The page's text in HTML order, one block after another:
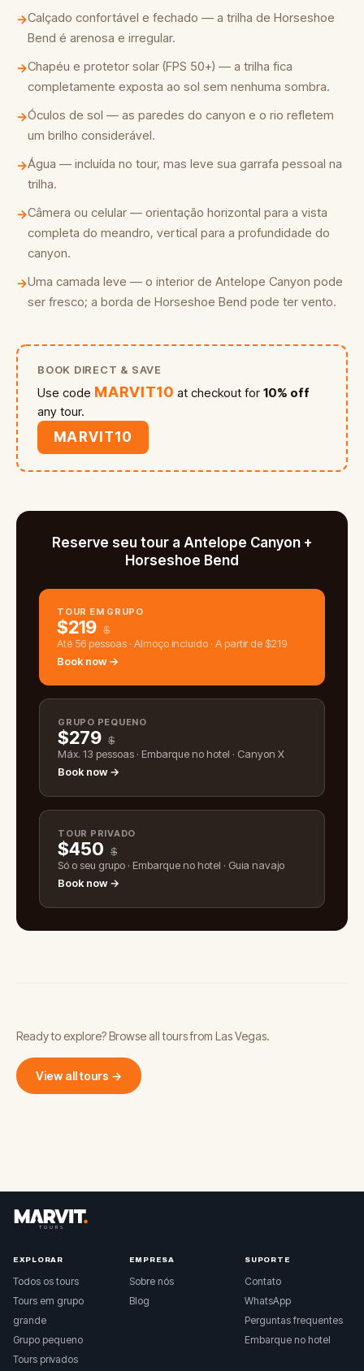
→Calçado confortável e fechado — a trilha de Horseshoe
Bend é arenosa e irregular.
→Chapéu e protetor solar (FPS 50+) — a trilha fica
completamente exposta ao sol sem nenhuma sombra.
→Óculos de sol — as paredes do canyon e o rio refletem
um brilho considerável.
→Água — incluída no tour, mas leve sua garrafa pessoal na
trilha.
→Câmera ou celular — orientação horizontal para a vista
completa do meandro, vertical para a profundidade do
canyon.
→Uma camada leve — o interior de Antelope Canyon pode
ser fresco; a borda de Horseshoe Bend pode ter vento.
BOOK DIRECT & SAVE
Use code MARVIT10 at checkout for10% off
any tour.
MARVIT10
Reserve seu tour a Antelope Canyon +
Horseshoe Bend
TOUR EM GRUPO
$219 $
Até 56 pessoas · Almoço incluído · A partir de $219
Book now →
GRUPO PEQUENO
$279 $
Máx. 13 pessoas · Embarque no hotel · Canyon X
Book now →
TOUR PRIVADO
$450 $
Só o seu grupo · Embarque no hotel · Guia navajo
Book now →
Ready to explore? Browse all tours from Las Vegas.
View all tours →
EXPLORAR
Todos os tours
Tours em grupo
grande
Grupo pequeno
Tours privados
EMPRESA
Sobre nós
Blog
SUPORTE
Contato
WhatsApp
Perguntas frequentes
Embarque no hotel